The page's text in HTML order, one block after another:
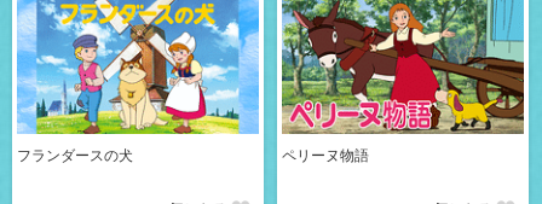
フランダースの犬 ペリーヌ物語